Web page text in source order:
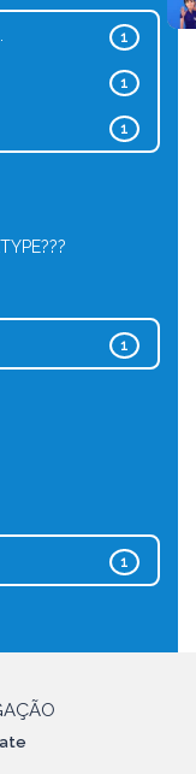
1
1
1
1
1